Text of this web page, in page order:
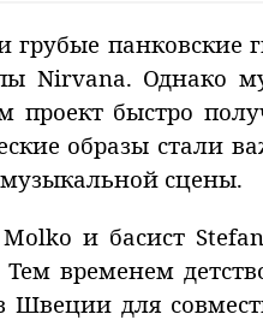
грубые
Nirvana. Однако
быстро
образы стали
музыкальной сцены.
и басист
временем
Швеции для